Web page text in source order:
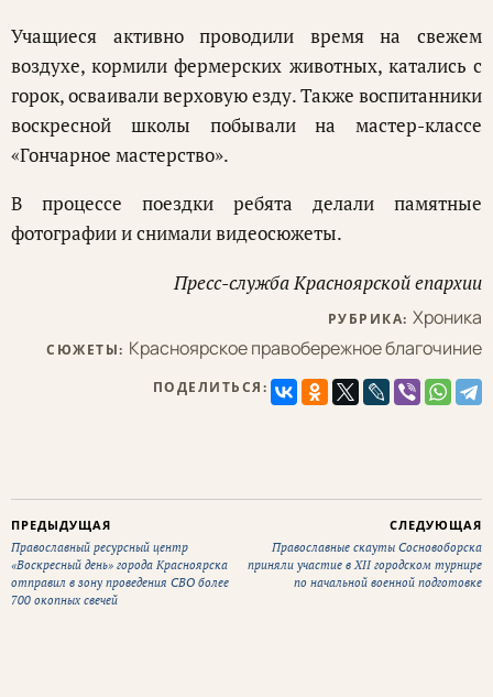
Учащиеся активно проводили время на свежем
воздухе, кормили фермерских животных, катались с
горок, осваивали верховую езду. Также воспитанники
воскресной школы побывали на мастер-классе
«Гончарное мастерство».
В процессе поездки ребята делали памятные
фотографии и снимали видеосюжеты.
Пресс-служба Красноярской епархии
РУБРИКА: Хроника
СЮЖЕТЫ: Красноярское правобережное благочиние
ПОДЕЛИТЬСЯ:
ПРЕДЫДУЩАЯ
Православный ресурсный центр
«Воскресный день» города Красноярска
отправил в зону проведения СВО более
700 окопных свечей
СЛЕДУЮЩАЯ
Православные скауты Сосновоборска
приняли участие в XII городском турнире
по начальной военной подготовке